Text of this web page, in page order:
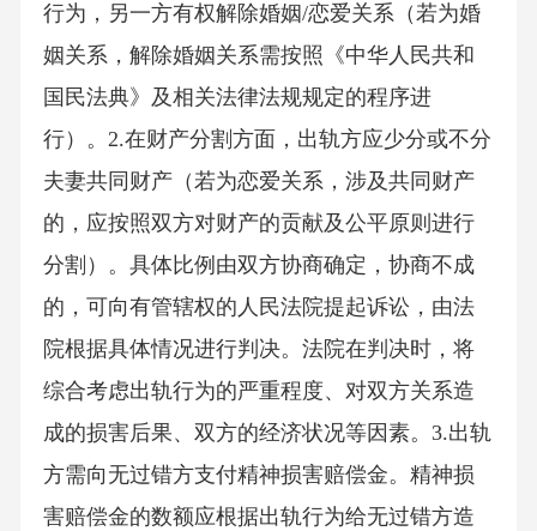
行为，另一方有权解除婚姻/恋爱关系（若为婚
姻关系，解除婚姻关系需按照《中华人民共和
国民法典》及相关法律法规规定的程序进
行）。2.在财产分割方面，出轨方应少分或不分
夫妻共同财产（若为恋爱关系，涉及共同财产
的，应按照双方对财产的贡献及公平原则进行
分割）。具体比例由双方协商确定，协商不成
的，可向有管辖权的人民法院提起诉讼，由法
院根据具体情况进行判决。法院在判决时，将
综合考虑出轨行为的严重程度、对双方关系造
成的损害后果、双方的经济状况等因素。3.出轨
方需向无过错方支付精神损害赔偿金。精神损
害赔偿金的数额应根据出轨行为给无过错方造